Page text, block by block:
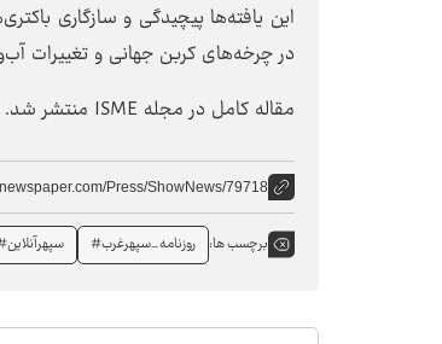
این یافته‌ها پیچیدگی و سازگاری
در چرخه‌های کربن جهانی و تغییرات
مقاله کامل در مجله ISME منتشر شد.
Press/ShowNews/79718
برچسب ها: روزنامه_سپهرغرب#